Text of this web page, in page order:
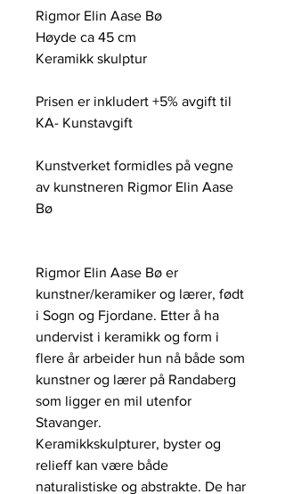
Rigmor Elin Aase Bø
Høyde ca 45 cm
Keramikk skulptur
Prisen er inkludert +5% avgift til
KA- Kunstavgift
Kunstverket formidles på vegne
av kunstneren Rigmor Elin Aase
Bø
Rigmor Elin Aase Bø er
kunstner/keramiker og lærer, født
i Sogn og Fjordane. Etter å ha
undervist i keramikk og form i
flere år arbeider hun nå både som
kunstner og lærer på Randaberg
som ligger en mil utenfor
Stavanger.
Keramikkskulpturer, byster og
relieff kan være både
naturalistiske og abstrakte. De har